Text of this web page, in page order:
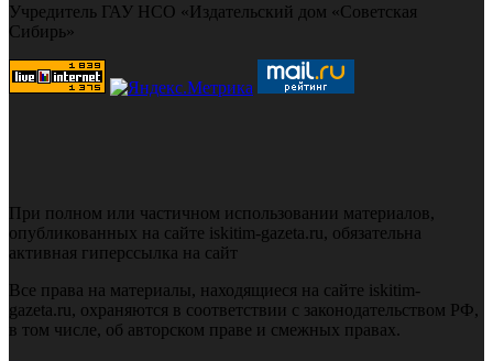
Учредитель ГАУ НСО «Издательский дом «Советская
Сибирь»
При полном или частичном использовании материалов,
опубликованных на сайте iskitim-gazeta.ru, обязательна
активная гиперссылка на сайт
Все права на материалы, находящиеся на сайте iskitim-
gazeta.ru, охраняются в соответствии с законодательством РФ,
в том числе, об авторском праве и смежных правах.